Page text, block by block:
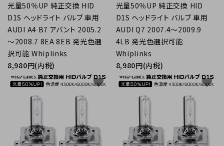
光量50％UP 純正交換 HID
D1S ヘッドライト バルブ 車用
AUDI A4 B7 アバント 2005.2
～2008.7 8EA 8EB 発光色選
択可能 Whiplinks
8,980円(内税)
光量50％UP 純正交換 HID
D1S ヘッドライト バルブ 車用
AUDI Q7 2007.4～2009.9
4LB 発光色選択可能
Whiplinks
8,980円(内税)
favorite favorite